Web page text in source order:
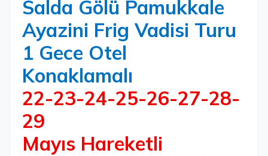
Salda Gölü Pamukkale
Ayazini Frig Vadisi Turu
1 Gece Otel
Konaklamalı
22-23-24-25-26-27-28-
29
Mayıs Hareketli